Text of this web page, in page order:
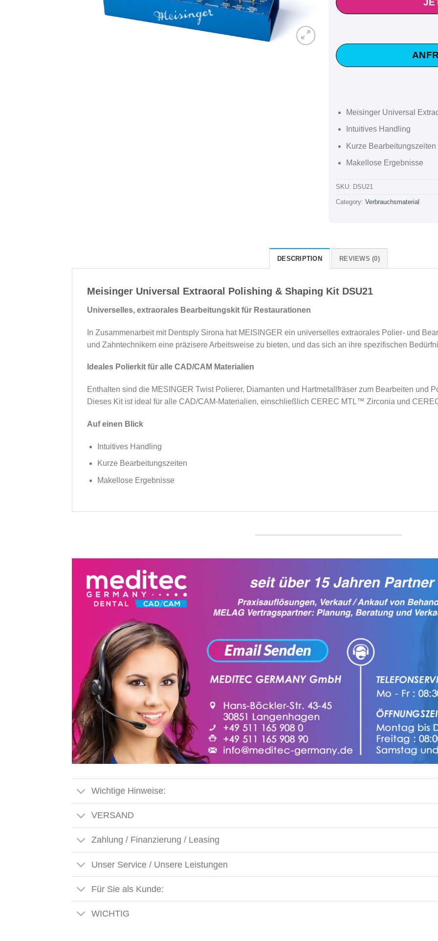
Meisinger Universal
Intuitives Handling
Kurze Bearbeitungszeiten
Makellose Ergebnisse
SKU: DSU21
Category: Verbrauchsmaterial
DESCRIPTION REVIEWS (0)
Meisinger Universal Extraoral Polishing & Shaping Kit DSU21
Universelles, extraorales Bearbeitungskit für Restaurationen
In Zusammenarbeit mit Dentsply Sirona hat MEISINGER ein universelles extraorales Polier- und
und Zahntechnikern eine präzisere Arbeitsweise zu bieten, und das sich an ihre spezifischen
Ideales Polierkit für alle CAD/CAM Materialien
Enthalten sind die MESINGER Twist Polierer, Diamanten und Hartmetallfräser zum Bearbeiten und
Dieses Kit ist ideal für alle CAD/CAM-Materialien, einschließlich CEREC MTL™ Zirconia und
Auf einen Blick
Intuitives Handling
Kurze Bearbeitungszeiten
Makellose Ergebnisse
Wichtige Hinweise:
VERSAND
Zahlung / Finanzierung / Leasing
Unser Service / Unsere Leistungen
Für Sie als Kunde:
WICHTIG